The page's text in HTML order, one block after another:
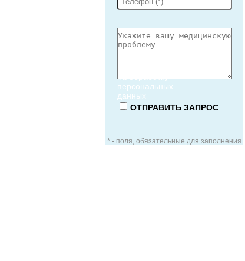
на обработку
персональных
данных
* - поля, обязательные для заполнения